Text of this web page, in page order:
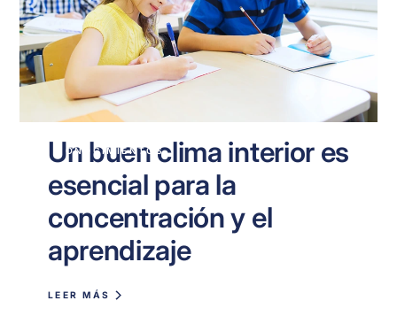
CONOCIMIENTOS
Un buen clima interior es
esencial para la
concentración y el
aprendizaje
LEER MÁS